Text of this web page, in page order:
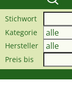
Stichwort
Kategorie
Hersteller
Preis bis